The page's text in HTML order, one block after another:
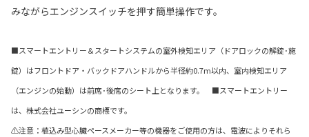
みながらエンジンスイッチを押す簡単操作です。
■スマートエントリー＆スタートシステムの室外検知エリア（ドアロックの解錠･施
錠）はフロントドア・バックドアハンドルから半径約0.7m以内、室内検知エリア
（エンジンの始動）は前席･後席のシート上となります。 ■スマートエントリー
は、株式会社ユーシンの商標です。
⚠注意：植込み型心臓ペースメーカー等の機器をご使用の方は、電波によりそれら